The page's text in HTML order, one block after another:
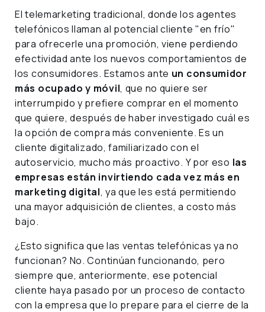
El telemarketing tradicional, donde los agentes
telefónicos llaman al potencial cliente "en frío"
para ofrecerle una promoción, viene perdiendo
efectividad ante los nuevos comportamientos de
los consumidores. Estamos ante un consumidor
más ocupado y móvil, que no quiere ser
interrumpido y prefiere comprar en el momento
que quiere, después de haber investigado cuál es
la opción de compra más conveniente. Es un
cliente digitalizado, familiarizado con el
autoservicio, mucho más proactivo. Y por eso las
empresas están invirtiendo cada vez más en
marketing digital, ya que les está permitiendo
una mayor adquisición de clientes, a costo más
bajo.
¿Esto significa que las ventas telefónicas ya no
funcionan? No. Continúan funcionando, pero
siempre que, anteriormente, ese potencial
cliente haya pasado por un proceso de contacto
con la empresa que lo prepare para el cierre de la